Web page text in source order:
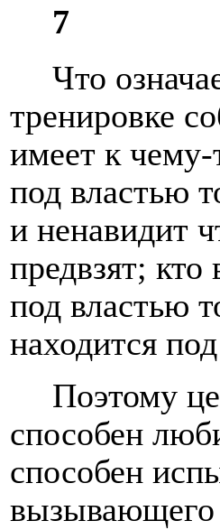
7
Что
тренировке
имеет к чему-
под властью
и ненавидит
предвзят; кто
под властью
находится
Поэтому
способен
способен
вызывающего